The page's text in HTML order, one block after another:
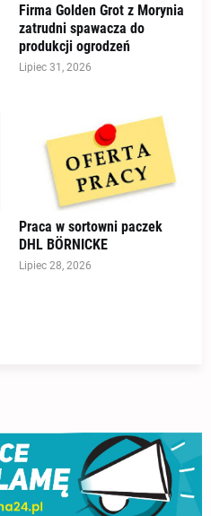
Firma Golden Grot z Morynia
zatrudni spawacza do
produkcji ogrodzeń
Lipiec 31, 2026
Praca w sortowni paczek
DHL BÖRNICKE
Lipiec 28, 2026